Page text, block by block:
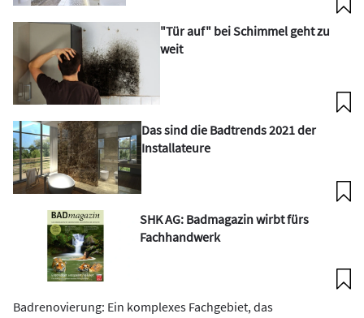
"Tür auf" bei Schimmel geht zu
weit
Das sind die Badtrends 2021 der
Installateure
SHK AG: Badmagazin wirbt fürs
Fachhandwerk
Badrenovierung: Ein komplexes Fachgebiet, das